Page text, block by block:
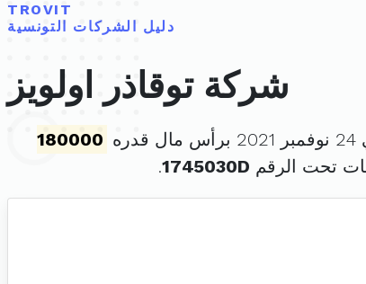
TROVIT
دليل الشركات التونسية
شركة توقاذر اولويز
180000
تحت الرقم 1745030D
.